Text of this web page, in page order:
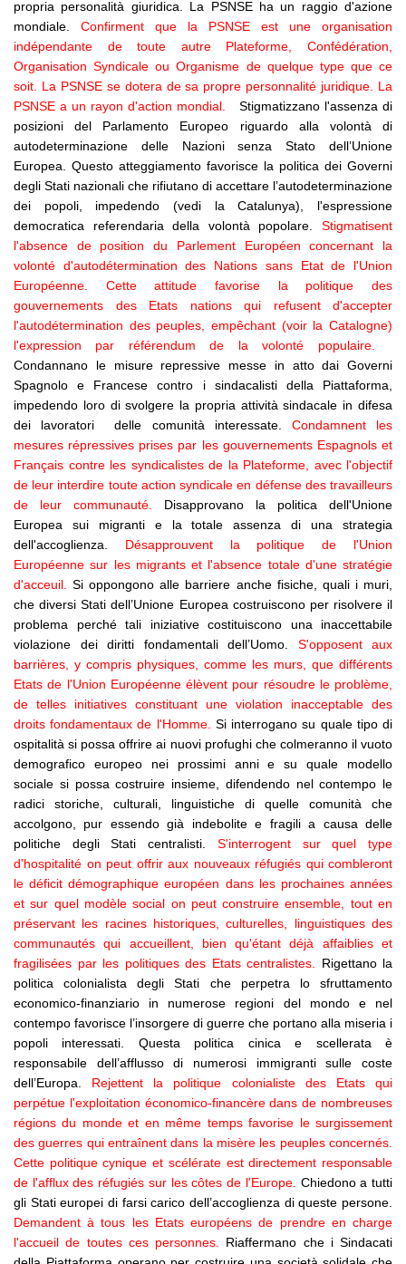
propria personalità giuridica. La PSNSE ha un raggio d'azione
mondiale. Confirment que la PSNSE est une organisation
indépendante de toute autre Plateforme, Confédération,
Organisation Syndicale ou Organisme de quelque type que ce
soit. La PSNSE se dotera de sa propre personnalité juridique. La
PSNSE a un rayon d'action mondial.
Stigmatizzano l'assenza di
posizioni del Parlamento Europeo riguardo alla volontà di
autodeterminazione delle Nazioni senza Stato dell’Unione
Europea. Questo atteggiamento favorisce la politica dei Governi
degli Stati nazionali che rifiutano di accettare l’autodeterminazione
dei popoli, impedendo (vedi la Catalunya), l'espressione
democratica referendaria della volontà popolare. Stigmatisent
l'absence de position du Parlement Européen concernant la
volonté d'autodétermination des Nations sans Etat de l'Union
Européenne. Cette attitude favorise la politique des
gouvernements des Etats nations qui refusent d'accepter
l'autodétermination des peuples, empêchant (voir la Catalogne)
l'expression par référendum de la volonté populaire.
Condannano le misure repressive messe in atto dai Governi
Spagnolo e Francese contro i sindacalisti della Piattaforma,
impedendo loro di svolgere la propria attività sindacale in difesa
dei lavoratori delle comunità interessate. Condamnent les
mesures répressives prises par les gouvernements Espagnols et
Français contre les syndicalistes de la Plateforme, avec l'objectif
de leur interdire toute action syndicale en défense des travailleurs
de leur communauté.
Disapprovano la politica dell'Unione
Europea sui migranti e la totale assenza di una strategia
dell'accoglienza. Désapprouvent la politique de l'Union
Européenne sur les migrants et l'absence totale d'une stratégie
d'acceuil.
Si oppongono alle barriere anche fisiche, quali i muri,
che diversi Stati dell’Unione Europea costruiscono per risolvere il
problema perché tali iniziative costituiscono una inaccettabile
violazione dei diritti fondamentali dell’Uomo. S'opposent aux
barrières, y compris physiques, comme les murs, que différents
Etats de l'Union Européenne élèvent pour résoudre le problème,
de telles initiatives constituant une violation inacceptable des
droits fondamentaux de l'Homme. Si interrogano su quale tipo di
ospitalità si possa offrire ai nuovi profughi che colmeranno il vuoto
demografico europeo nei prossimi anni e su quale modello
sociale si possa costruire insieme, difendendo nel contempo le
radici storiche, culturali, linguistiche di quelle comunità che
accolgono, pur essendo già indebolite e fragili a causa delle
politiche degli Stati centralisti. S'interrogent sur quel type
d'hospitalité on peut offrir aux nouveaux réfugiés qui combleront
le déficit démographique européen dans les prochaines années
et sur quel modèle social on peut construire ensemble, tout en
préservant les racines historiques, culturelles, linguistiques des
communautés qui accueillent, bien qu'étant déjà affaiblies et
fragilisées par les politiques des Etats centralistes. Rigettano la
politica colonialista degli Stati che perpetra lo sfruttamento
economico-finanziario in numerose regioni del mondo e nel
contempo favorisce l’insorgere di guerre che portano alla miseria i
popoli interessati. Questa politica cinica e scellerata è
responsabile dell’afflusso di numerosi immigranti sulle coste
dell’Europa. Rejettent la politique colonialiste des Etats qui
perpétue l'exploitation économico-financère dans de nombreuses
régions du monde et en même temps favorise le surgissement
des guerres qui entraînent dans la misère les peuples concernés.
Cette politique cynique et scélérate est directement responsable
de l'afflux des réfugiés sur les côtes de l'Europe. Chiedono a tutti
gli Stati europei di farsi carico dell’accoglienza di queste persone.
Demandent à tous les Etats européens de prendre en charge
l'accueil de toutes ces personnes.
Riaffermano che i Sindacati